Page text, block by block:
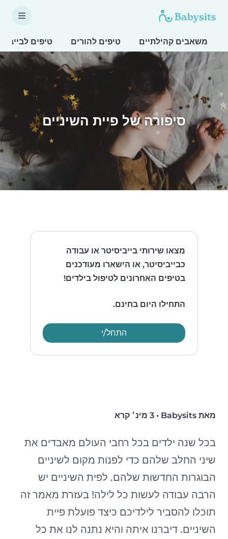
משאבים קהילתיים טיפים להורים טיפים
סיפורה של פיית השיניים
מצאו שירותי בייביסיטר או עבודה
כבייביסיטר, או הישארו מעודכנים
בטיפים האחרונים לטיפול בילדים!
התחילו היום בחינם.
התחל/י
מאת Babysits • 3 מינ׳ קרא
בכל שנה ילדים בכל רחבי העולם מאבדים את
שיני החלב שלהם כדי לפנות מקום לשיניים
הבוגרות החדשות שלהם. לפית השיניים יש
הרבה עבודה לעשות כל לילה! בעזרת מאמר זה
תוכלו להסביר לילדיכם כיצד פועלת פיית
השיניים. דיברנו איתה והיא נתנה לנו את כל